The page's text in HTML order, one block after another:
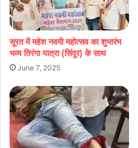
सूरत में महेश नवमी महोत्सव का शुभारंभ
भव्य तिरंगा यात्रा (सिंदूर) के साथ
June 7, 2025